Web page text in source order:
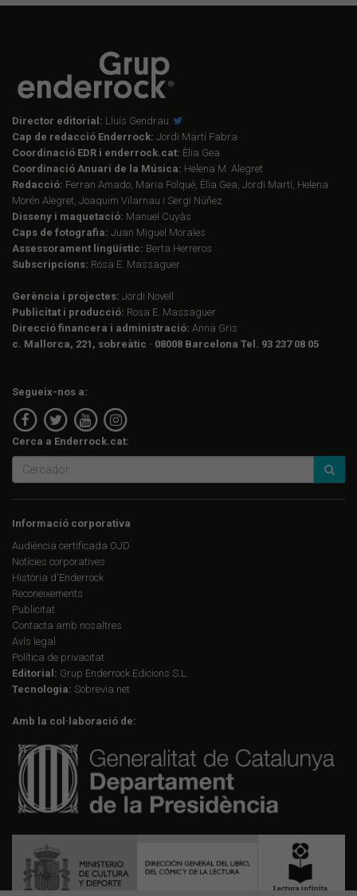
Director editorial: Lluís Gendrau
Cap de redacció Enderrock: Jordi Martí Fabra
Coordinació EDR i enderrock.cat: Èlia Gea
Coordinació Anuari de la Música: Helena M. Alegret
Redacció: Ferran Amado, Maria Folqué, Èlia Gea, Jordi Martí, Helena
Morén Alegret, Joaquim Vilarnau i Sergi Núñez
Disseny i maquetació: Manuel Cuyàs
Caps de fotografia: Juan Miguel Morales
Assessorament lingüístic: Berta Herreros
Subscripcions: Rosa E. Massaguer
Gerència i projectes: Jordi Novell
Publicitat i producció: Rosa E. Massaguer
Direcció financera i administració: Anna Gris
c. Mallorca, 221, sobreàtic · 08008 Barcelona Tel. 93 237 08 05
Segueix-nos a:
Cerca a Enderrock.cat:
Informació corporativa
Audiència certificada OJD
Notícies corporatives
Història d'Enderrock
Reconeixements
Publicitat
Contacta amb nosaltres
Avís legal
Política de privacitat
Editorial: Grup Enderrock Edicions S.L.
Tecnologia: Sobrevia.net
Amb la col·laboració de: